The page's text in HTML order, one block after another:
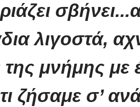
λιγοστά,
μνήμης με
ζήσαμε σ’